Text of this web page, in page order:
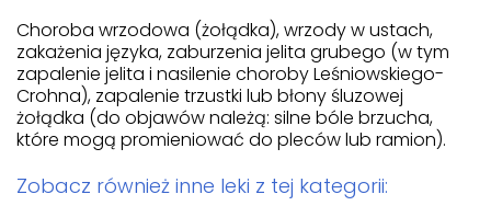
Choroba wrzodowa (żołądka), wrzody w ustach,
zakażenia języka, zaburzenia jelita grubego (w tym
zapalenie jelita i nasilenie choroby Leśniowskiego-
Crohna), zapalenie trzustki lub błony śluzowej
żołądka (do objawów należą: silne bóle brzucha,
które mogą promieniować do pleców lub ramion).
Zobacz również inne leki z tej kategorii: